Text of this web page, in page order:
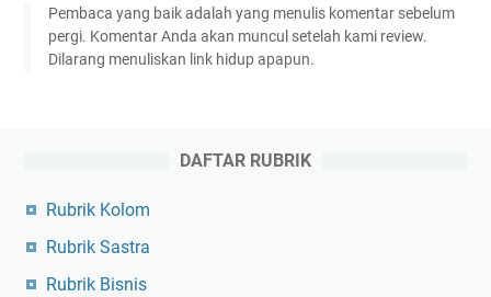
Pembaca yang baik adalah yang menulis komentar sebelum
pergi. Komentar Anda akan muncul setelah kami review.
Dilarang menuliskan link hidup apapun.
DAFTAR RUBRIK
Rubrik Kolom
Rubrik Sastra
Rubrik Bisnis